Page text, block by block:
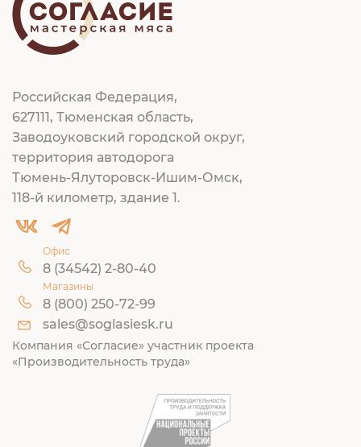
Российская Федерация,
627111, Тюменская область,
Заводоуковский городской округ,
территория автодорога
Тюмень-Ялуторовск-Ишим-Омск,
118-й километр, здание 1.
Офис
8 (34542) 2-80-40
Магазины
8 (800) 250-72-99
sales@soglasiesk.ru
Компания «Согласие» участник проекта
«Производительность труда»